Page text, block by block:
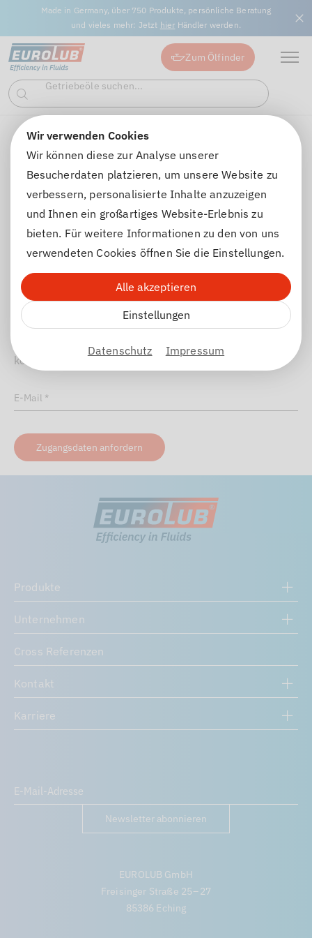
Wir verwenden Cookies
Wir können diese zur Analyse unserer
Besucherdaten platzieren, um unsere Website zu
verbessern, personalisierte Inhalte anzuzeigen
und Ihnen ein großartiges Website-Erlebnis zu
bieten. Für weitere Informationen zu den von uns
verwendeten Cookies öffnen Sie die Einstellungen.
Alle akzeptieren
Einstellungen
Datenschutz Impressum
Made in Germany, über 750 Produkte, persönliche Beratung
und vieles mehr: Jetzt hier Händler werden.
Zum Ölfinder
Suchen
Getriebeöle suchen...
Industrieschmierstoffe suchen...
Passwort vergessen
Passwort vergessen
Tragen Sie im Formularfeld einfach Ihre E-Mail-Adresse
ein, mit der Sie sich im Shop anmelden. Wir senden
Ihnen dann eine E-Mail mit den weiteren Schritten zu,
können.
E-Mail *
Zugangsdaten anfordern
Produkte
Unternehmen
Cross Referenzen
Kontakt
Karriere
Newsletter abonnieren
EUROLUB GmbH
Freisinger Straße 25 – 27
85386 Eching